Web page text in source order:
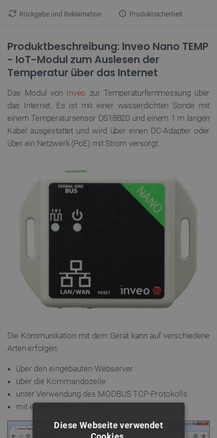
Rückgabe und Reklamation Produktsicherheit
Produktbeschreibung: Inveo Nano TEMP
- IoT-Modul zum Auslesen der
Temperatur über das Internet
Das Modul von Inveo zur Temperaturfernmessung über
das Internet. Es ist mit einer wasserdichten Sonde mit
einem Temperatursensor DS18B20 und einem 1 m langen
Kabel ausgestattet und wird über einen DC-Adapter oder
über ein Netzwerk (PoE) mit Strom versorgt.
Die Kommunikation mit dem Gerät kann auf verschiedene
Arten erfolgen:
über den eingebauten Webserver
über die Kommandozeile
unter Verwendung des MODBUS TCP-Protokolls
mit einem Android-Gerät
Diese Webseite verwendet